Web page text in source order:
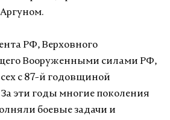
РФ, Верховного
Вооруженными силами РФ,
с 87-й годовщиной
эти годы многие поколения
боевые задачи и